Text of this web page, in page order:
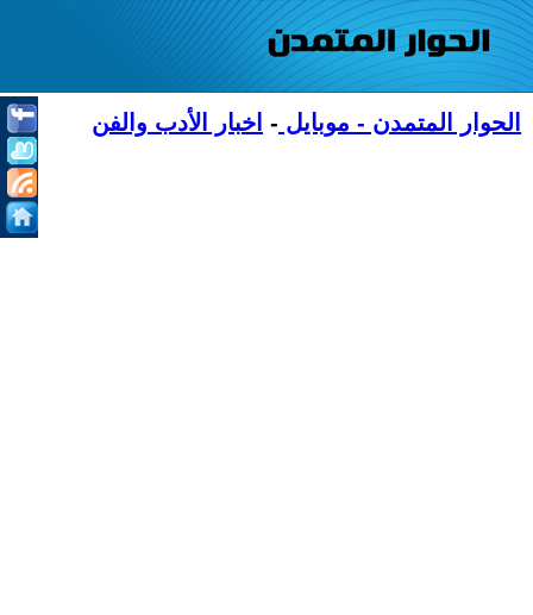
الحوار المتمدن - موبايل - اخبار الأدب والفن